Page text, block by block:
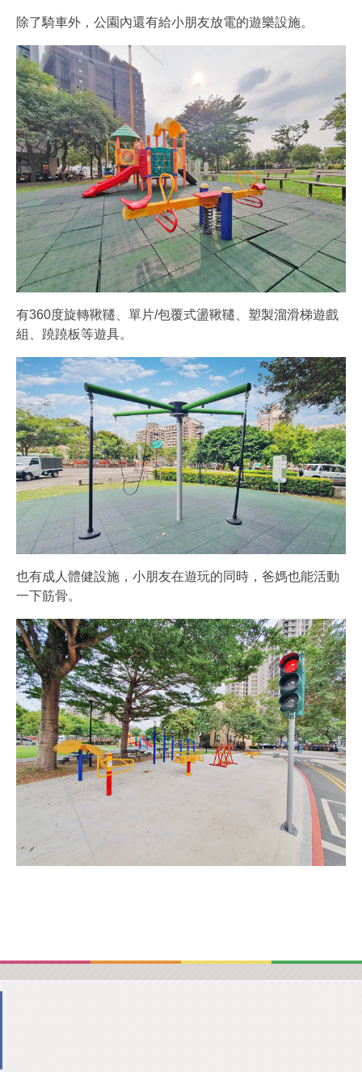
除了騎車外，公園內還有給小朋友放電的遊樂設施。
有360度旋轉鞦韆、單片/包覆式盪鞦韆、塑製溜滑梯遊戲
組、蹺蹺板等遊具。
也有成人體健設施，小朋友在遊玩的同時，爸媽也能活動
一下筋骨。